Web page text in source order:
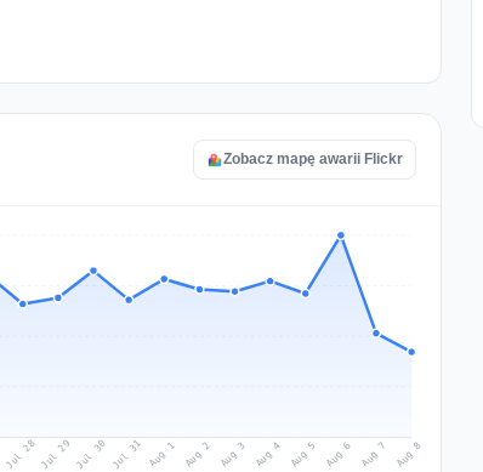
Zobacz mapę awarii Flickr
Jul 28Jul 29 Jul 30 Jul 31 Aug 1 Aug 2 Aug 3 Aug 4 Aug 5 Aug 6 Aug 7 Aug 8